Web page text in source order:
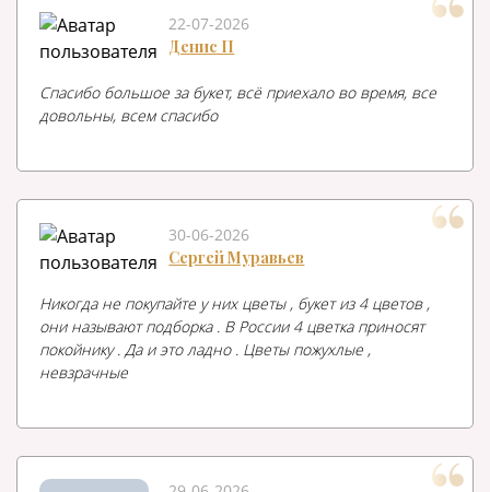
22-07-2026
Денис П
Спасибо большое за букет, всё приехало во время, все
довольны, всем спасибо
30-06-2026
Сергей Муравьев
Никогда не покупайте у них цветы , букет из 4 цветов ,
они называют подборка . В России 4 цветка приносят
покойнику . Да и это ладно . Цветы пожухлые ,
невзрачные